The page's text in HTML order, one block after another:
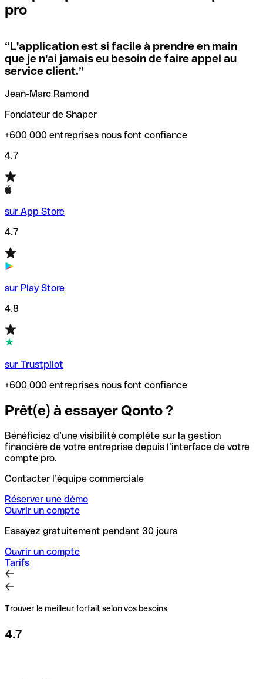
locales.
Si vous n'êtes pas sûr du code SWIFT que vous devriez
utiliser, nous avons développé un outil de recherche de
codes SWIFT par nom de banque.
vérification/recherche de codes SWIFT. Ainsi, vous pouvez
trouver et vérifier vos codes SWIFT avant de réaliser vos
transferts d’argent.
pro
“L'application est si facile à prendre en main
que je n'ai jamais eu besoin de faire appel au
service client.”
Jean-Marc Ramond
Fondateur de Shaper
+600 000 entreprises nous font confiance
4.7
sur App Store
4.7
sur Play Store
4.8
sur Trustpilot
+600 000 entreprises nous font confiance
Prêt(e) à essayer Qonto ?
Bénéficiez d’une visibilité complète sur la gestion
financière de votre entreprise depuis l’interface de votre
compte pro.
Contacter l’équipe commerciale
Réserver une démo
Ouvrir un compte
Essayez gratuitement pendant 30 jours
Ouvrir un compte
Tarifs
Trouver le meilleur forfait selon vos besoins
4.7